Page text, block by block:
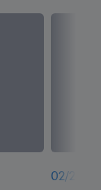
02/28